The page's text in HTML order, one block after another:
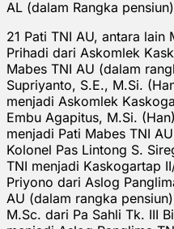
AL (dalam Rangka
21 Pati TNI AU, antara lain
Prihadi dari Askomlek
Mabes TNI AU (dalam
Supriyanto, S.E., M.Si.
menjadi Askomlek
Embu Agapitus, M.Si.
menjadi Pati Mabes TNI
Kolonel Pas Lintong S.
TNI menjadi Kaskogartap
Priyono dari Aslog
AU (dalam rangka
M.Sc. dari Pa Sahli Tk. III